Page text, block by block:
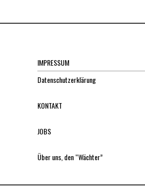
IMPRESSUM
Datenschutzerklärung
KONTAKT
JOBS
Über uns, den “Wächter”